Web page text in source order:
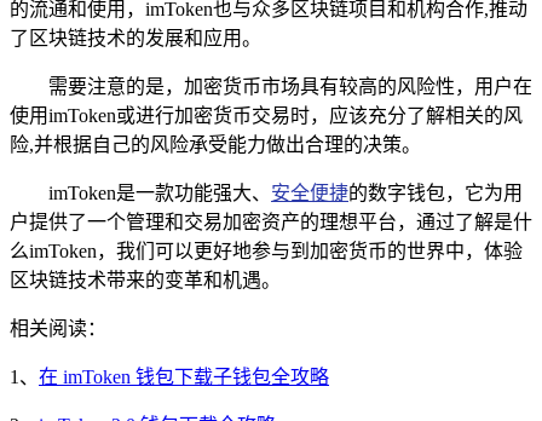
的流通和使用，imToken也与众多区块链项目和机构合作,推动
了区块链技术的发展和应用。
需要注意的是，加密货币市场具有较高的风险性，用户在
使用imToken或进行加密货币交易时，应该充分了解相关的风
险,并根据自己的风险承受能力做出合理的决策。
imToken是一款功能强大、 安全便捷的数字钱包，它为用
户提供了一个管理和交易加密资产的理想平台，通过了解是什
么imToken，我们可以更好地参与到加密货币的世界中，体验
区块链技术带来的变革和机遇。
相关阅读：
1、 在 imToken 钱包下载子钱包全攻略